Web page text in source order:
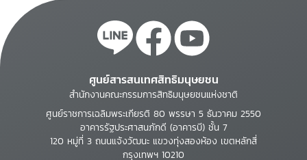
ศูนย์สารสนเทศสิทธิมนุษยชน
สำนักงานคณะกรรมการสิทธิมนุษยชนแห่งชาติ
ศูนย์ราชการเฉลิมพระเกียรติ 80 พรรษา 5 ธันวาคม 2550
อาคารรัฐประศาสนภักดี (อาคารบี) ชั้น 7
120 หมู่ที่ 3 ถนนแจ้งวัฒนะ แขวงทุ่งสองห้อง เขตหลักสี่
กรุงเทพฯ 10210